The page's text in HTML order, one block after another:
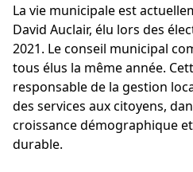
La vie municipale est
David Auclair, élu lors des
2021. Le conseil municipal
tous élus la même année.
responsable de la gestion
des services aux citoyens,
croissance démographique
durable.